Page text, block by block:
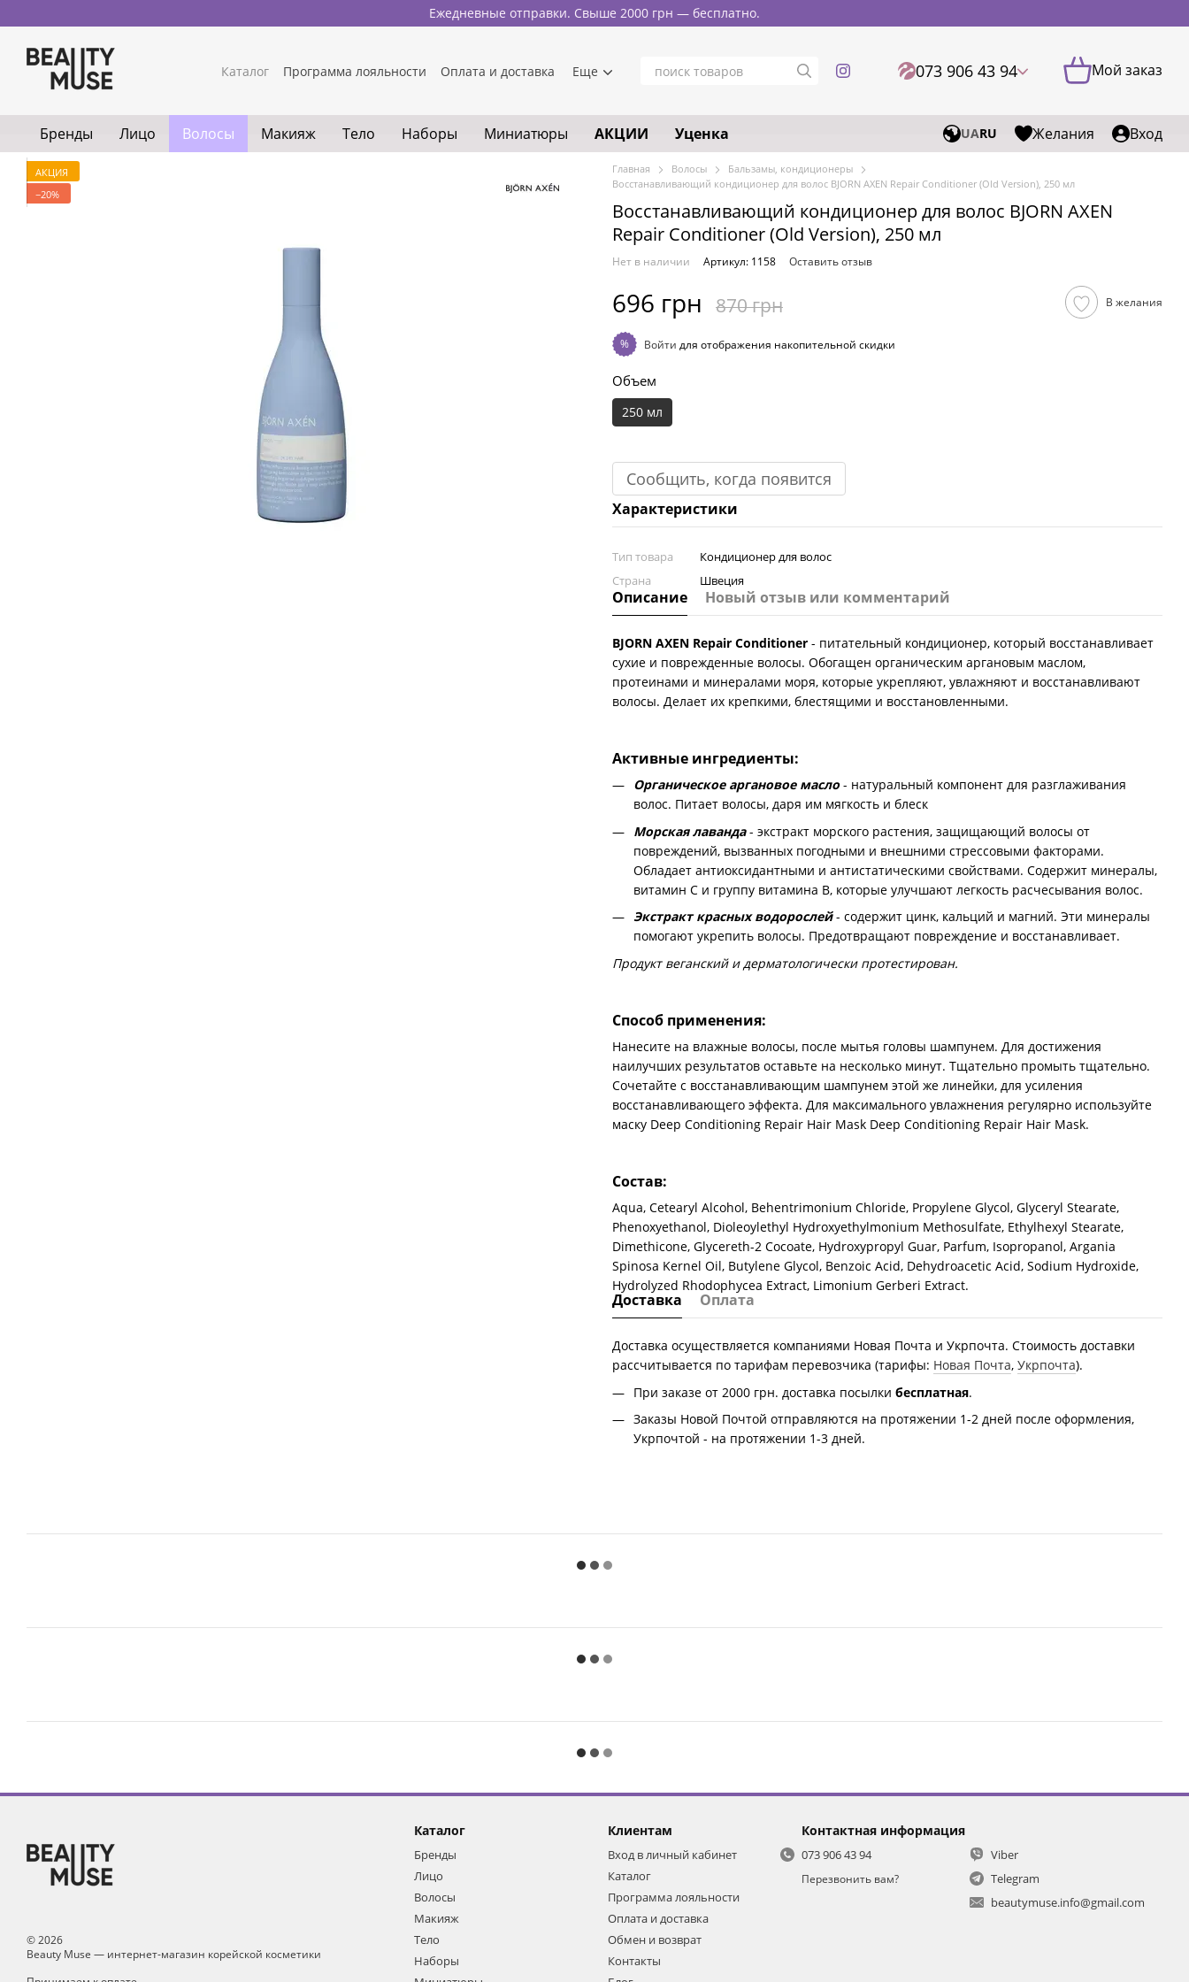
Ежедневные отправки. Свыше 2000 грн — бесплатно.
Каталог Программа лояльности Оплата и доставка Еще 073 906 43 94 Мой заказ
Бренды Лицо Волосы Макияж Тело Наборы Миниатюры АКЦИИ Уценка UARU Желания Вход
АКЦИЯ
−20%
Главная Волосы
Бальзамы, кондиционеры
Восстанавливающий кондиционер для волос BJORN AXEN Repair Conditioner (Old Version), 250 мл
Восстанавливающий кондиционер для волос BJORN AXEN
Repair Conditioner (Old Version), 250 мл
Нет в наличии Артикул: 1158 Оставить отзыв
696 грн 870 грн В желания
% Войти для отображения накопительной скидки
Объем
250 мл
Сообщить, когда появится
Характеристики
Тип товара
Кондиционер для волос
Страна
Швеция
Описание Новый отзыв или комментарий
BJORN AXEN Repair Conditioner - питательный кондиционер, который восстанавливает
сухие и поврежденные волосы. Обогащен органическим аргановым маслом,
протеинами и минералами моря, которые укрепляют, увлажняют и восстанавливают
волосы. Делает их крепкими, блестящими и восстановленными.
Активные ингредиенты:
Органическое аргановое масло- натуральный компонент для разглаживания
волос. Питает волосы, даря им мягкость и блеск
Морская лаванда- экстракт морского растения, защищающий волосы от
повреждений, вызванных погодными и внешними стрессовыми факторами.
Обладает антиоксидантными и антистатическими свойствами. Содержит минералы,
витамин С и группу витамина В, которые улучшают легкость расчесывания волос.
Экстракт красных водорослей- содержит цинк, кальций и магний. Эти минералы
помогают укрепить волосы. Предотвращают повреждение и восстанавливает.
Продукт веганский и дерматологически протестирован.
Способ применения:
Нанесите на влажные волосы, после мытья головы шампунем. Для достижения
наилучших результатов оставьте на несколько минут. Тщательно промыть тщательно.
Сочетайте с восстанавливающим шампунем этой же линейки, для усиления
восстанавливающего эффекта. Для максимального увлажнения регулярно используйте
маску Deep Conditioning Repair Hair Mask Deep Conditioning Repair Hair Mask.
Состав:
Aqua, Cetearyl Alcohol, Behentrimonium Chloride, Propylene Glycol, Glyceryl Stearate,
Phenoxyethanol, Dioleoylethyl Hydroxyethylmonium Methosulfate, Ethylhexyl Stearate,
Dimethicone, Glycereth-2 Cocoate, Hydroxypropyl Guar, Parfum, Isopropanol, Argania
Spinosa Kernel Oil, Butylene Glycol, Benzoic Acid, Dehydroacetic Acid, Sodium Hydroxide,
Hydrolyzed Rhodophycea Extract, Limonium Gerberi Extract.
Доставка Оплата
Доставка осуществляется компаниями Новая Почта и Укрпочта. Стоимость доставки
рассчитывается по тарифам перевозчика (тарифы: Новая Почта, Укрпочта).
При заказе от 2000 грн. доставка посылки бесплатная.
Заказы Новой Почтой отправляются на протяжении 1-2 дней после оформления,
Укрпочтой - на протяжении 1-3 дней.
© 2026
Beauty Muse — интернет-магазин корейской косметики
Каталог
Бренды
Лицо
Волосы
Макияж
Тело
Наборы
Клиентам
Вход в личный кабинет
Каталог
Программа лояльности
Оплата и доставка
Обмен и возврат
Контакты
Контактная информация
073 906 43 94
Перезвонить вам?
Viber
Telegram
beautymuse.info@gmail.com